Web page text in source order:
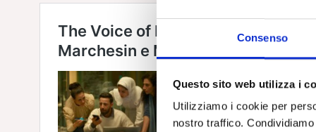
Consenso
Questo sito web utilizza i
Utilizziamo i cookie per
nostro traffico.